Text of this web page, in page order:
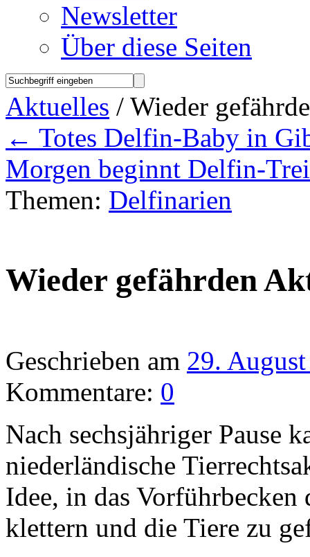
Newsletter
Über diese Seiten
Aktuelles / Wieder
← Totes Delfin-Baby in
Morgen beginnt Delfin-
Themen: Delfinarien
Wieder gefährden
Geschrieben am 29.
Kommentare: 0
Nach sechsjähriger Pause
niederländische
Idee, in das
klettern und die Tiere zu